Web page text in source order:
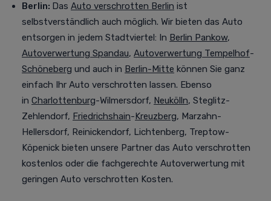
Berlin: Das Auto verschrotten Berlin ist
selbstverständlich auch möglich. Wir bieten das Auto
entsorgen in jedem Stadtviertel: In Berlin Pankow,
Autoverwertung Spandau, Autoverwertung Tempelhof-
Schöneberg und auch in Berlin-Mitte können Sie ganz
einfach Ihr Auto verschrotten lassen. Ebenso
in Charlottenburg-Wilmersdorf, Neukölln, Steglitz-
Zehlendorf, Friedrichshain-Kreuzberg, Marzahn-
Hellersdorf, Reinickendorf, Lichtenberg, Treptow-
Köpenick bieten unsere Partner das Auto verschrotten
kostenlos oder die fachgerechte Autoverwertung mit
geringen Auto verschrotten Kosten.